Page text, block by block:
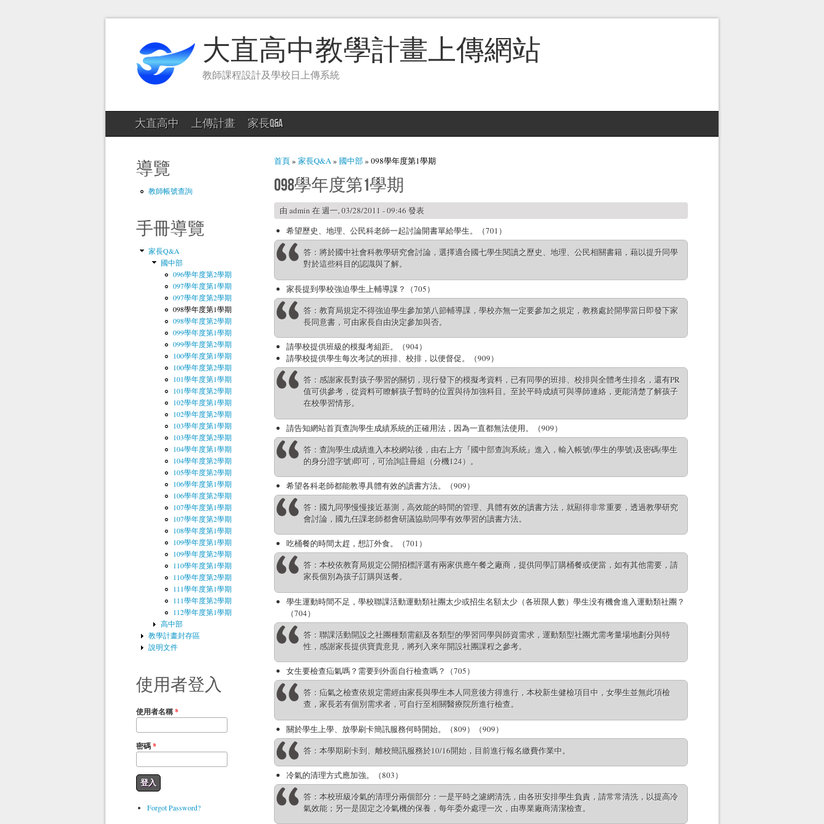
大直高中教學計畫上傳網站
教師課程設計及學校日上傳系統
大直高中 上傳計畫 家長Q&A
導覽
教師帳號查詢
手冊導覽
家長Q&A
國中部
096學年度第2學期
097學年度第1學期
097學年度第2學期
098學年度第1學期
098學年度第2學期
099學年度第1學期
099學年度第2學期
100學年度第1學期
100學年度第2學期
101學年度第1學期
101學年度第2學期
102學年度第1學期
102學年度第2學期
103學年度第1學期
103學年度第2學期
104學年度第1學期
104學年度第2學期
105學年度第2學期
106學年度第1學期
106學年度第2學期
107學年度第1學期
107學年度第2學期
108學年度第1學期
109學年度第1學期
109學年度第2學期
110學年度第1學期
110學年度第2學期
111學年度第1學期
111學年度第2學期
112學年度第1學期
高中部
教學計畫封存區
說明文件
使用者登入
使用者名稱*
密碼*
Forgot Password?
您在這裡
首頁» 家長Q&A» 國中部» 098學年度第1學期
098學年度第1學期
由 admin 在 週一, 03/28/2011 - 09:46 發表
希望歷史、地理、公民科老師一起討論開書單給學生。（701）
答：將於國中社會科教學研究會討論，選擇適合國七學生閱讀之歷史、地理、公民相關書籍，藉以提升同學
對於這些科目的認識與了解。
家長提到學校強迫學生上輔導課？（705）
答：教育局規定不得強迫學生參加第八節輔導課，學校亦無一定要參加之規定，教務處於開學當日即發下家
長同意書，可由家長自由決定參加與否。
請學校提供班級的模擬考組距。（904）
請學校提供學生每次考試的班排、校排，以便督促。（909）
答：感謝家長對孩子學習的關切，現行發下的模擬考資料，已有同學的班排、校排與全體考生排名，還有PR
值可供參考，從資料可瞭解孩子暫時的位置與待加強科目。至於平時成績可與導師連絡，更能清楚了解孩子
在校學習情形。
請告知網站首頁查詢學生成績系統的正確用法，因為一直都無法使用。（909）
答：查詢學生成績進入本校網站後，由右上方『國中部查詢系統』進入，輸入帳號(學生的學號)及密碼(學生
的身分證字號)即可，可洽詢註冊組（分機124）。
希望各科老師都能教導具體有效的讀書方法。（909）
答：國九同學慢慢接近基測，高效能的時間的管理、具體有效的讀書方法，就顯得非常重要，透過教學研究
會討論，國九任課老師都會研議協助同學有效學習的讀書方法。
吃桶餐的時間太趕，想訂外食。（701）
答：本校依教育局規定公開招標評選有兩家供應午餐之廠商，提供同學訂購桶餐或便當，如有其他需要，請
家長個別為孩子訂購與送餐。
學生運動時間不足，學校聯課活動運動類社團太少或招生名額太少（各班限人數）學生没有機會進入運動類社團？
（704）
答：聯課活動開設之社團種類需顧及各類型的學習同學與師資需求，運動類型社團尤需考量場地劃分與特
性，感謝家長提供寶貴意見，將列入來年開設社團課程之參考。
女生要檢查疝氣嗎？需要到外面自行檢查嗎？（705）
答：疝氣之檢查依規定需經由家長與學生本人同意後方得進行，本校新生健檢項目中，女學生並無此項檢
查，家長若有個別需求者，可自行至相關醫療院所進行檢查。
關於學生上學、放學刷卡簡訊服務何時開始。（809）（909）
答：本學期刷卡到、離校簡訊服務於10/16開始，目前進行報名繳費作業中。
冷氣的清理方式應加強。（803）
答：本校班級冷氣的清理分兩個部分：一是平時之濾網清洗，由各班安排學生負責，請常常清洗，以提高冷
氣效能；另一是固定之冷氣機的保養，每年委外處理一次，由專業廠商清潔檢查。